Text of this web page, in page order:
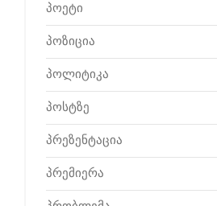
პოეტი
პოზიცია
პოლიტიკა
პოსტზე
პრეზენტაცია
პრემიერა